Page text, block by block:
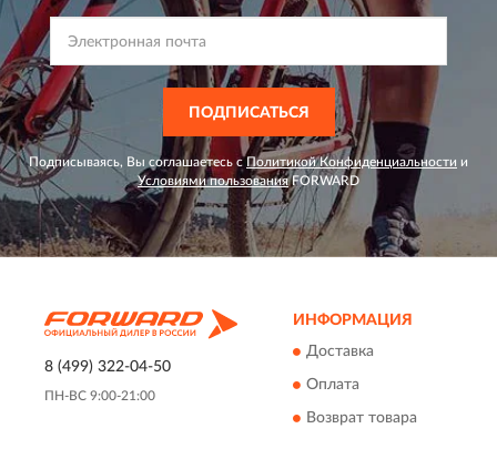
ПОДПИСАТЬСЯ
Подписываясь, Вы соглашаетесь сПолитикой Конфиденциальности и
Условиями пользованияFORWARD
8 (499) 322-04-50
ПН-ВС 9:00-21:00
ИНФОРМАЦИЯ
Доставка
Оплата
Возврат товара